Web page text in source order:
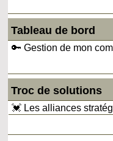
Tableau de bord
🔑 Gestion de mon
Troc de solutions
💓 Les alliances